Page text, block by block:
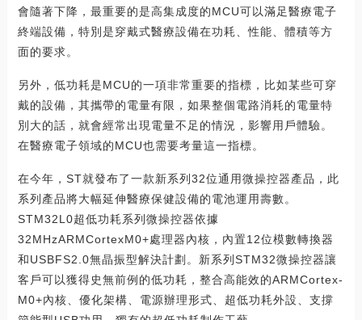
會隨著下降，最重要的是高集成度的MCU可以滿足醫療電子
終端設備，特別是穿戴式醫療設備在功耗、性能、體積等方
面的要求。
另外，低功耗是MCU的一項非常重要的指標，比如某些可穿
戴的設備，其攜帶的電量有限，如果整個電路消耗的電量特
別大的話，就會經常出現電量不足的情況，影響用戶體驗。
在醫療電子領域的MCU也需要考量這一指標。
在今年，ST就發布了一款新系列32位通用微操控器產品，此
系列產品將大幅延伸醫療保健設備的電池運用壽數。
STM32L0超低功耗系列微操控器依據
32MHzARMCortexM0+處理器內核，內置12位模數轉換器
和USBFS2.0無晶振型解決計劃。新系列STM32微操控器讓
客戶可以獲得史無前例的低功耗，整合高能效的ARMCortex-
M0+內核、優化架構、電源辦理形式、超低功耗外設、支撐